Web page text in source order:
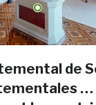
de
…